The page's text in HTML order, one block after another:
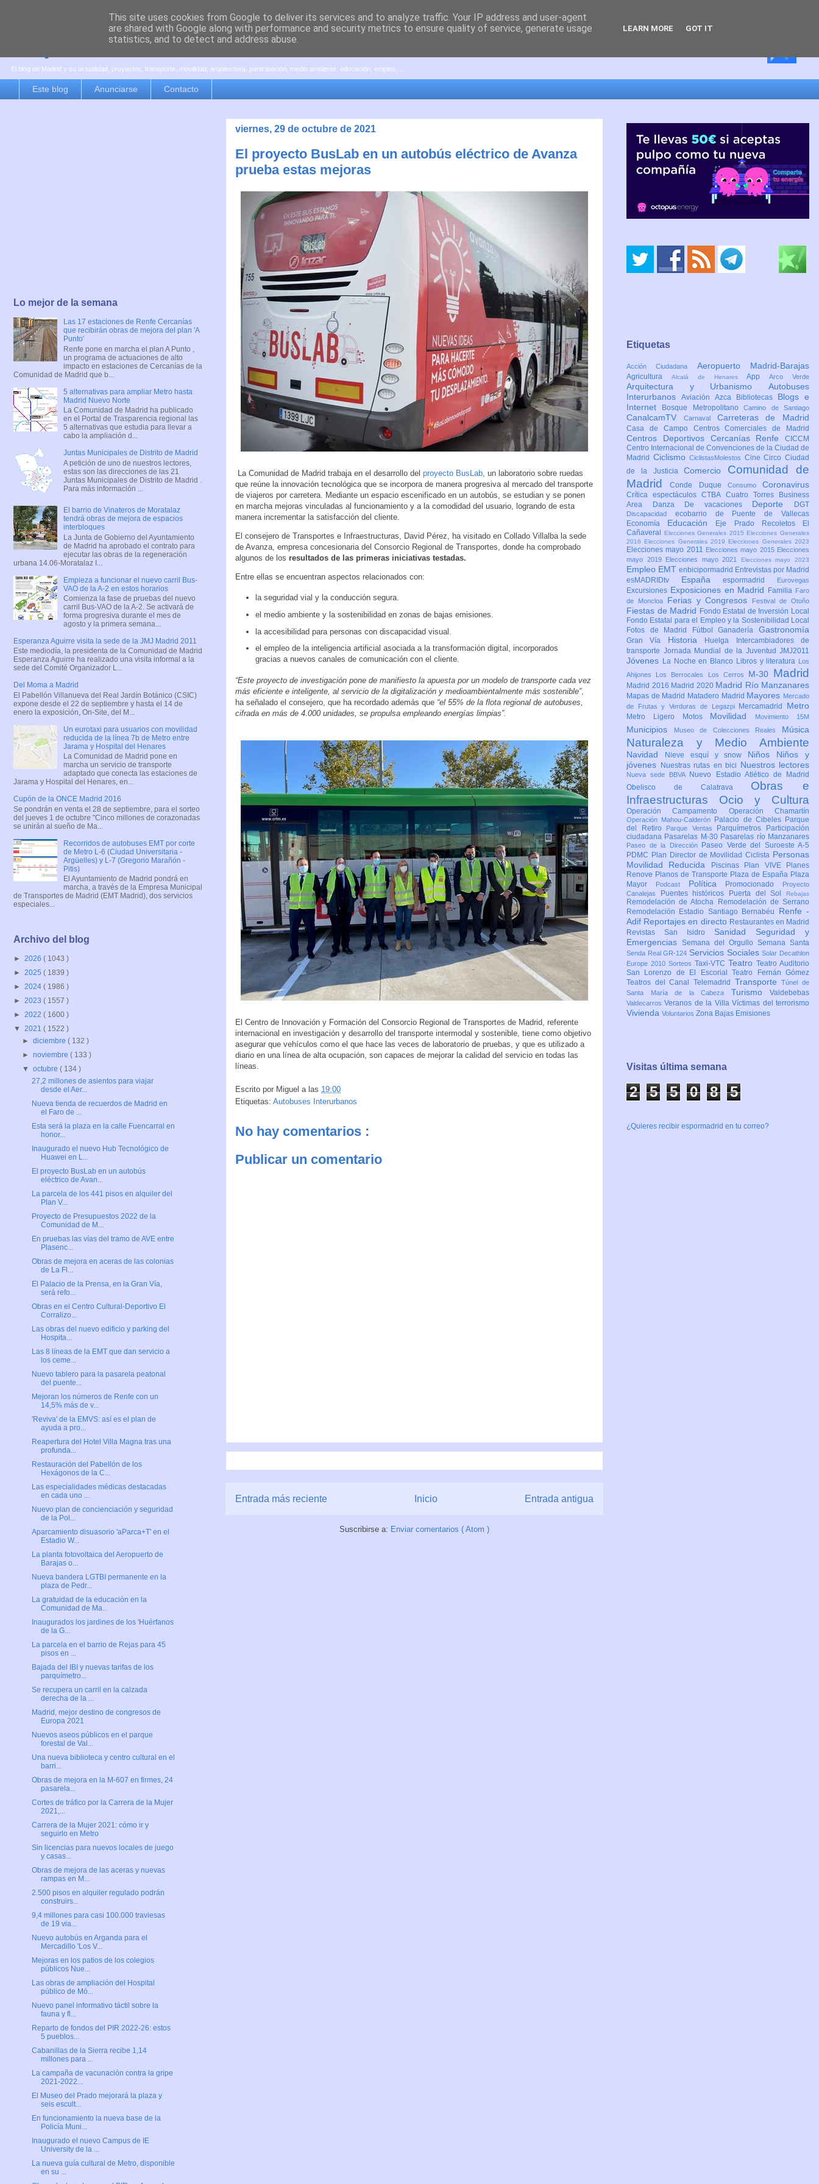
es por madrid
El blog de Madrid y su actualidad, proyectos, transporte, movilidad, arquitectura, participación, medio ambiente, educación, empleo, ...
Este blog Anunciarse Contacto
viernes, 29 de octubre de 2021
El proyecto BusLab en un autobús eléctrico de Avanza
prueba estas mejoras
La Comunidad de Madrid trabaja en el desarrollo del proyecto BusLab , un laboratorio sobre ruedas
que reúne la innovación tecnológica que se incorpora de manera progresiva al mercado del transporte
de viajeros por carretera. Mediante un espacio escenificado en un autobús, se estudian y se ponen
en marcha mejoras vinculadas al funcionamiento y a la comodidad del usuario, logrando de esta
manera incrementar la satisfacción del cliente.
El consejero de Transportes e Infraestructuras, David Pérez, ha visitado en Collado Villalba la sede
de Avanza, empresa concesionaria del Consorcio Regional de Transportes, donde ha comprobado
algunos de los resultados de las primeras iniciativas testadas.
Entre ellas se encuentran aspectos relacionados con:
la seguridad vial y la conducción segura.
el medio ambiente y la sostenibilidad en zonas de bajas emisiones.
la accesibilidad para personas con discapacidad visual.
el empleo de la inteligencia artificial asociada a la transformación digital, incorporados
gracias a nuevos canales de comunicación con el cliente.
“Este proyecto de investigación pone de manifiesto la apuesta por un modelo de transporte cada vez
más eficiente e inteligente, al servicio de la digitalización y medioambientalmente más sostenible”,
ha señalado el consejero, que ha recordado además que “el 55% de la flota regional de autobuses,
cifrada en más de 4.000 unidades, se propulsa empleando energías limpias”.
El Centro de Innovación y Formación del Consorcio Regional de Transportes de Madrid, referente
internacional en investigación y desarrollo del transporte intermodal y sostenible, tiene como objetivo
asegurar que vehículos como el que hace las veces de laboratorio de pruebas, y que es utilizado a
diario en una línea de alta ocupación, son capaces de mejorar la calidad del servicio en todas las
líneas.
Escrito por Miguel a las 19:00
Etiquetas: Autobuses Interurbanos
No hay comentarios :
Publicar un comentario
Entrada más reciente Entrada antigua
Inicio
Suscribirse a: Enviar comentarios ( Atom )
Lo mejor de la semana
Las 17 estaciones de Renfe Cercanías
que recibirán obras de mejora del plan 'A
Punto'
Renfe pone en marcha el plan A Punto ,
un programa de actuaciones de alto
impacto en estaciones de Cercanías de la
Comunidad de Madrid que b...
5 alternativas para ampliar Metro hasta
Madrid Nuevo Norte
La Comunidad de Madrid ha publicado
en el Portal de Trasparencia regional las
5 alternativas que estudia para llevar a
cabo la ampliación d...
Juntas Municipales de Distrito de Madrid
A petición de uno de nuestros lectores,
estas son las direcciones de las 21
Juntas Municipales de Distrito de Madrid .
Para más información ...
El barrio de Vinateros de Moratalaz
tendrá obras de mejora de espacios
interbloques
La Junta de Gobierno del Ayuntamiento
de Madrid ha aprobado el contrato para
ejecutar las obras de la regeneración
urbana 14.06-Moratalaz I...
Empieza a funcionar el nuevo carril Bus-
VAO de la A-2 en estos horarios
Comienza la fase de pruebas del nuevo
carril Bus-VAO de la A-2. Se activará de
forma progresiva durante el mes de
agosto y la primera semana...
Esperanza Aguirre visita la sede de la JMJ Madrid 2011
Este mediodía, la presidenta de la Comunidad de Madrid
Esperanza Aguirre ha realizado una visita informal a la
sede del Comité Organizador L...
Del Moma a Madrid
El Pabellón Villanueva del Real Jardín Botánico (CSIC)
expone desde el 22 de septiembre y hasta el 14 de
enero la exposición, On-Site, del M...
Un eurotaxi para usuarios con movilidad
reducida de la línea 7b de Metro entre
Jarama y Hospital del Henares
La Comunidad de Madrid pone en
marcha un servicio de transporte
adaptado que conecta las estaciones de
Jarama y Hospital del Henares, en...
Cupón de la ONCE Madrid 2016
Se pondrán en venta el 28 de septiembre, para el sorteo
del jueves 1 de octubre "Cinco millones de corazonadas
se unirán al sueño de Ma...
Recorridos de autobuses EMT por corte
de Metro L-6 (Ciudad Universitaria -
Argüelles) y L-7 (Gregorio Marañón -
Pitis)
El Ayuntamiento de Madrid pondrá en
marcha, a través de la Empresa Municipal
de Transportes de Madrid (EMT Madrid), dos servicios
especiales...
Archivo del blog
► 2026 ( 1043 )
► 2025 ( 1839 )
► 2024 ( 1986 )
► 2023 ( 1557 )
► 2022 ( 1600 )
▼ 2021 ( 1522 )
►diciembre( 132 )
►noviembre( 133 )
▼octubre( 134 )
27,2 millones de asientos para viajar
desde el Aer...
Nueva tienda de recuerdos de Madrid en
el Faro de ...
Esta será la plaza en la calle Fuencarral en
honor...
Inaugurado el nuevo Hub Tecnológico de
Huawei en L...
El proyecto BusLab en un autobús
eléctrico de Avan...
La parcela de los 441 pisos en alquiler del
Plan V...
Proyecto de Presupuestos 2022 de la
Comunidad de M...
En pruebas las vías del tramo de AVE entre
Plasenc...
Obras de mejora en aceras de las colonias
de La Fl...
El Palacio de la Prensa, en la Gran Vía,
será refo...
Obras en el Centro Cultural-Deportivo El
Corralizo...
Las obras del nuevo edificio y parking del
Hospita...
Las 8 líneas de la EMT que dan servicio a
los ceme...
Nuevo tablero para la pasarela peatonal
del puente...
Mejoran los números de Renfe con un
14,5% más de v...
'Reviva' de la EMVS: así es el plan de
ayuda a pro...
Reapertura del Hotel Villa Magna tras una
profunda...
Restauración del Pabellón de los
Hexágonos de la C...
Las especialidades médicas destacadas
en cada uno ...
Nuevo plan de concienciación y seguridad
de la Pol...
Aparcamiento disuasorio 'aParca+T' en el
Estadio W...
La planta fotovoltaica del Aeropuerto de
Barajas o...
Nueva bandera LGTBI permanente en la
plaza de Pedr...
La gratuidad de la educación en la
Comunidad de Ma...
Inaugurados los jardines de los 'Huérfanos
de la G...
La parcela en el barrio de Rejas para 45
pisos en ...
Bajada del IBI y nuevas tarifas de los
parquímetro...
Se recupera un carril en la calzada
derecha de la ...
Madrid, mejor destino de congresos de
Europa 2021
Nuevos aseos públicos en el parque
forestal de Val...
Una nueva biblioteca y centro cultural en el
barri...
Obras de mejora en la M-607 en firmes, 24
pasarela...
Cortes de tráfico por la Carrera de la Mujer
2021,...
Carrera de la Mujer 2021: cómo ir y
seguirlo en Metro
Sin licencias para nuevos locales de juego
y casas...
Obras de mejora de las aceras y nuevas
rampas en M...
2.500 pisos en alquiler regulado podrán
construirs...
9,4 millones para casi 100.000 traviesas
de 19 via...
Nuevo autobús en Arganda para el
Mercadillo 'Los V...
Mejoras en los patios de los colegios
públicos Nue...
Las obras de ampliación del Hospital
público de Mó...
Nuevo panel informativo táctil sobre la
fauna y fl...
Reparto de fondos del PIR 2022-26: estos
5 pueblos...
Cabanillas de la Sierra recibe 1,14
millones para ...
La campaña de vacunación contra la gripe
2021-2022...
El Museo del Prado mejorará la plaza y
seis escult...
En funcionamiento la nueva base de la
Policía Muni...
Inaugurado el nuevo Campus de IE
University de la ...
La nueva guía cultural de Metro, disponible
en su ...
Etiquetas
Acción Ciudadana Aeropuerto Madrid-Barajas
Agricultura Alcalá de HenaresAppArco Verde
Arquitectura y Urbanismo Autobuses
Interurbanos Aviación Azca Bibliotecas Blogs e
Internet
Bosque MetropolitanoCamino de Santiago
CanalcamTV Carnaval Carreteras de Madrid
Casa de Campo Centros Comerciales de Madrid
Centros Deportivos Cercanías Renfe CICCM
Centro Internacional de Convenciones de la Ciudad de
Madrid CiclismoCiclistasMolestos CineCircoCiudad
de la JusticiaComercio Comunidad de
MadridConde Duque Consumo Coronavirus
Crítica espectáculosCTBA Cuatro Torres Business
Area
Danza De vacaciones Deporte DGT
Discapacidad ecobarrio de Puente de Vallecas
Economía Educación Eje Prado Recoletos
El
Cañaveral
Elecciones Generales 2015 Elecciones Generales
2016 Elecciones Generales 2019 Elecciones Generales 2023
Elecciones mayo 2011 Elecciones mayo 2015 Elecciones
mayo 2019
Elecciones mayo 2021 Elecciones mayo 2023
Empleo EMT enbicipormadrid Entrevistas por Madrid
esMADRIDtv Españaespormadrid Eurovegas
Excursiones Exposiciones en Madrid Familia Faro
de Moncloa
Ferias y Congresos Festival de Otoño
Fiestas de Madrid Fondo Estatal de Inversión Local
Fondo Estatal para el Empleo y la Sostenibilidad Local
Fotos de Madrid
FútbolGanaderíaGastronomía
Gran Vía Historia Huelga
Intercambiadores de
transporte Jornada Mundial de la Juventud JMJ2011
Jóvenes La Noche en Blanco Libros y literatura
Los
Ahijones
Los Berrocales Los Cerros M-30 Madrid
Madrid 2016 Madrid 2020 Madrid Río Manzanares
Mapas de Madrid Matadero Madrid Mayores Mercado
de Frutas y Verduras de Legazpi
Mercamadrid Metro
Metro Ligero Motos Movilidad Movimiento 15M
Municipios Museo de Colecciones Reales Música
Naturaleza y Medio Ambiente
Navidad Nieve esquí y snow Niños Niños y
jóvenes
Nuestras rutas en bici Nuestros lectores
Nueva sede BBVA
Nuevo Estadio Atlético de Madrid
Obelisco de Calatrava Obras e
Infraestructuras Ocio y Cultura
Operación Campamento Operación Chamartín
Operación Mahou-Calderón Palacio de Cibeles Parque
del Retiro
Parque Ventas Parquímetros
Participación
ciudadana Pasarelas M-30 Pasarelas río Manzanares
Paseo de la Dirección
Paseo Verde del Suroeste A-5
PDMC Plan Director de Movilidad Ciclista Personas
Movilidad Reducida
Piscinas Plan VIVE
Planes
Renove Planos de Transporte Plaza de España Plaza
Mayor
Podcast Política Promocionado
Proyecto
Canalejas
Puentes históricos Puerta del Sol Rebajas
Remodelación de Atocha
Remodelación de Serrano
Remodelación Estadio Santiago Bernabéu Renfe -
Adif Reportajes en directo Restaurantes en Madrid
Revistas San Isidro Sanidad Seguridad y
Emergencias Semana del Orgullo Semana Santa
Senda Real GR-124 Servicios SocialesSolar Decathlon
Europe 2010 Sorteos Taxi-VTC Teatro Teatro Auditorio
San Lorenzo de El EscorialTeatro Fernán Gómez
Teatros del Canal Telemadrid TransporteTúnel de
Santa María de la Cabeza Turismo Valdebebas
ValdecarrosVeranos de la VillaVíctimas del terrorismo
Vivienda Voluntarios Zona Bajas Emisiones
Visitas última semana
2 5 5 0 8 6
¿Quieres recibir espormadrid en tu correo?
This site uses cookies from Google to deliver its services and to analyze traffic. Your IP address and user-agent
are shared with Google along with performance and security metrics to ensure quality of service, generate usage
statistics, and to detect and address abuse.
LEARN MORE GOT IT